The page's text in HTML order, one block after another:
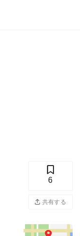
6
共有する